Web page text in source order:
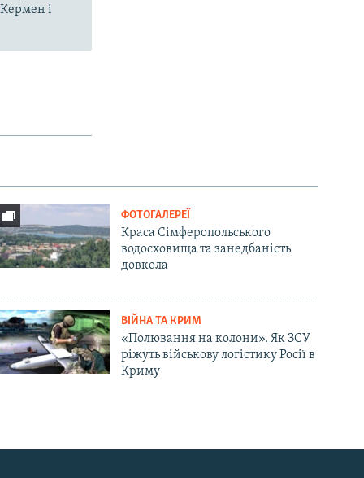
і
ФОТОГАЛЕРЕЇ
Краса Сімферопольського
водосховища та занедбаність
довкола
ВІЙНА ТА КРИМ
«Полювання на колони». Як ЗСУ
ріжуть військову логістику Росії в
Криму